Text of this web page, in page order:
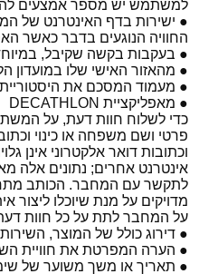
למשתמש יש מספר אמצעים
● ישירות בדף האינטרנט של
החוויה הנוגעים בדבר כאשר
● בעקבות בקשה שקיבל,
● מהאזור האישי שלו במועדון
● מעמוד המסכם את
● מאפליקציית DECATHLON
פרטי ושם משפחה או כינוי
וכתובות דואר אלקטרוני אינן
לתקשר עם המחבר. הכותב
מדויקים על מנת שיוכלו ליצור
על המחבר לתת על כל חוות
● דירוג כולל של המוצר,
● הערה המפרטת את חוויית
● תאריך או משך משוער של